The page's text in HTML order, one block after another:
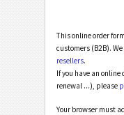
This online order
customers (B2B).
resellers.
If you have an
renewal ...), please
Your browser must